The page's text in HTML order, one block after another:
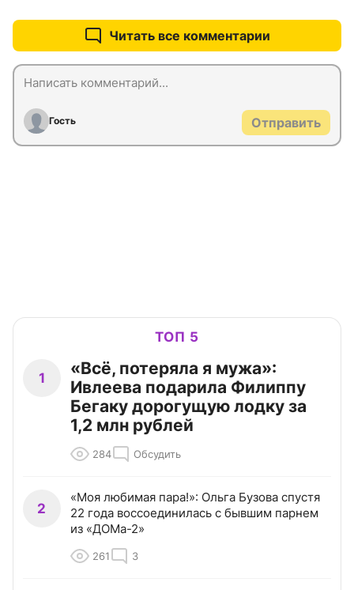
Читать все комментарии
Гость Отправить
ТОП 5
1
«Всё, потеряла я мужа»:
Ивлеева подарила Филиппу
Бегаку дорогущую лодку за
1,2 млн рублей
284 Обсудить
2
«Моя любимая пара!»: Ольга Бузова спустя
22 года воссоединилась с бывшим парнем
из «ДОМа-2»
261 3